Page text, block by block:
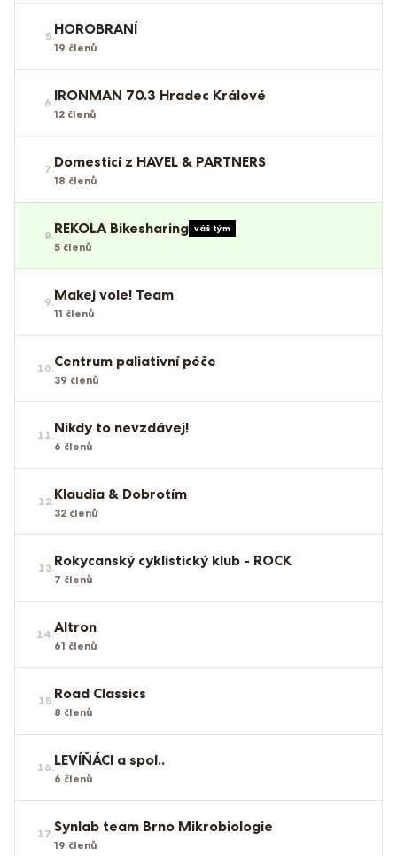
5.HOROBRANÍ
19 členů
6.IRONMAN 70.3 Hradec Králové
12 členů
7.Domestici z HAVEL & PARTNERS
18 členů
8.REKOLA Bikesharing váš tým
5 členů
9.Makej vole! Team
11 členů
10.Centrum paliativní péče
39 členů
11.Nikdy to nevzdávej!
6 členů
12.Klaudia & Dobrotím
32 členů
13.Rokycanský cyklistický klub - ROCK
7 členů
14.Altron
61 členů
15.Road Classics
8 členů
16.LEVÍŇÁCI a spol..
6 členů
17.Synlab team Brno Mikrobiologie
19 členů